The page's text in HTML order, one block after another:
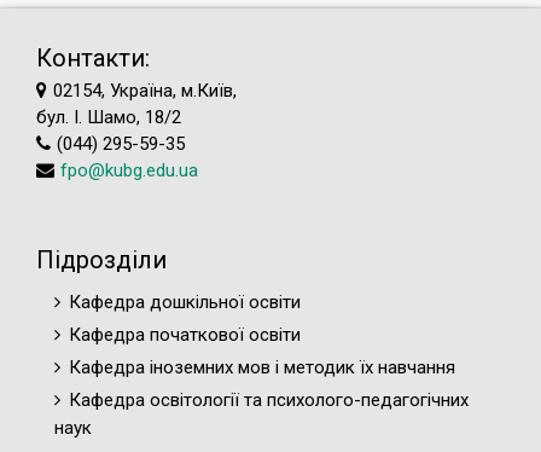
Контакти:
02154, Україна, м.Київ,
бул. І. Шамо, 18/2
(044) 295-59-35
fpo@kubg.edu.ua
Підрозділи
Кафедра дошкільної освіти
Кафедра початкової освіти
Кафедра іноземних мов і методик їх навчання
Кафедра освітології та психолого-педагогічних
наук